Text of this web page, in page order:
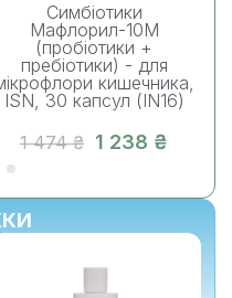
Симбіотики
Мафлорил-10М
(пробіотики +
пребіотики) - для
кишечника,
ISN, 30 капсул (IN16)
1 474 ₴ 1 238 ₴